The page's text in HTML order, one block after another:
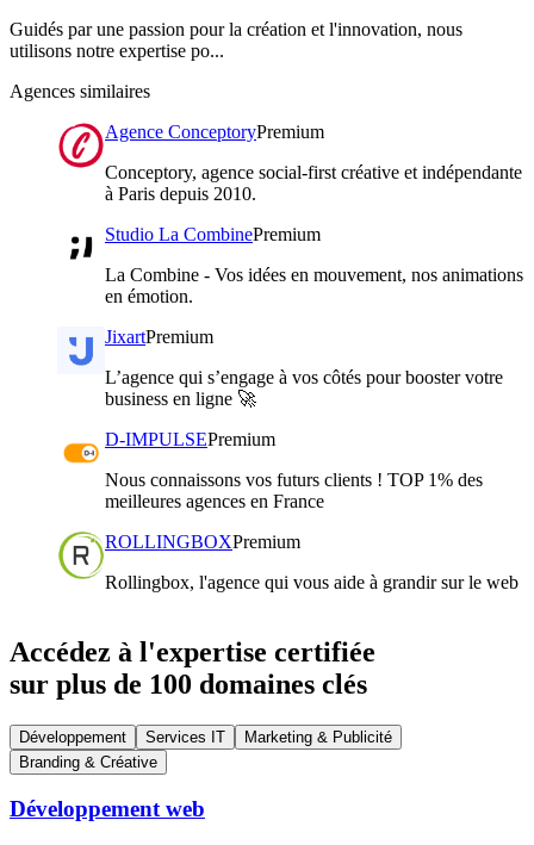
Guidés par une passion pour la création et l'innovation, nous
utilisons notre expertise po...
Agences similaires
Agence ConceptoryPremium
Conceptory, agence social-first créative et indépendante
à Paris depuis 2010.
Studio La CombinePremium
La Combine - Vos idées en mouvement, nos animations
en émotion.
JixartPremium
L’agence qui s’engage à vos côtés pour booster votre
business en ligne 🚀
D-IMPULSEPremium
Nous connaissons vos futurs clients ! TOP 1% des
meilleures agences en France
ROLLINGBOXPremium
Rollingbox, l'agence qui vous aide à grandir sur le web
Accédez à l'expertise certifiée
sur plus de 100 domaines clés
Développement Services IT
Marketing & Publicité
Branding & Créative
Développement web